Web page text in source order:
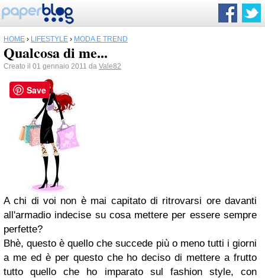
HOME › LIFESTYLE › MODA E TREND
Qualcosa di me...
Creato il 01 gennaio 2011 da Vale82
A chi di voi non è mai capitato di ritrovarsi ore davanti
all'armadio indecise su cosa mettere per essere sempre
perfette?
Bhè, questo è quello che succede più o meno tutti i giorni
a me ed è per questo che ho deciso di mettere a frutto
tutto quello che ho imparato sul fashion style, con
Save